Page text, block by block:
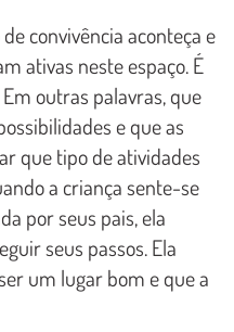
convivência aconteça e
ativas neste espaço. É
outras palavras, que
e que as
que tipo de atividades
a criança sente-se
por seus pais, ela
seus passos. Ela
um lugar bom e que a